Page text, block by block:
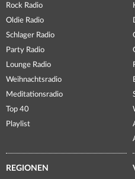
Rock Radio
Oldie Radio
Schlager Radio
Party Radio
Lounge Radio
Weihnachtsradio
Meditationsradio
Top 40
Playlist
REGIONEN